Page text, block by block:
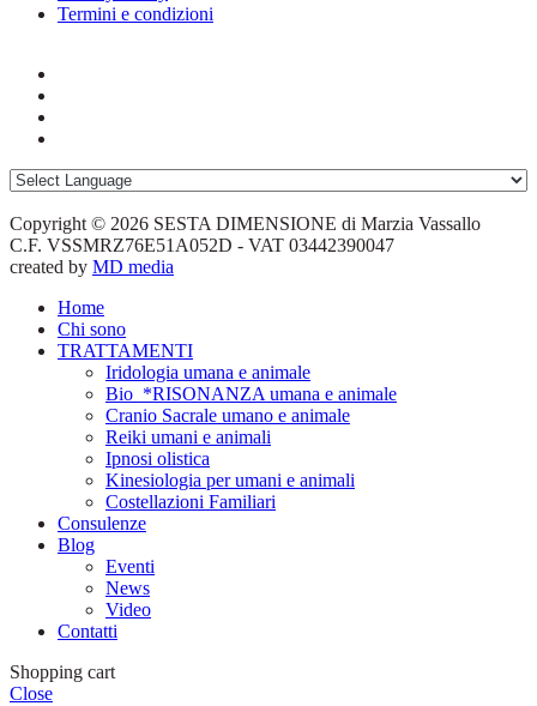
Termini e condizioni
Copyright © 2026 SESTA DIMENSIONE di Marzia Vassallo
C.F. VSSMRZ76E51A052D - VAT 03442390047
created by MD media
Home
Chi sono
TRATTAMENTI
Iridologia umana e animale
Bio_*RISONANZA umana e animale
Cranio Sacrale umano e animale
Reiki umani e animali
Ipnosi olistica
Kinesiologia per umani e animali
Costellazioni Familiari
Consulenze
Blog
Eventi
News
Video
Contatti
Shopping cart
Close